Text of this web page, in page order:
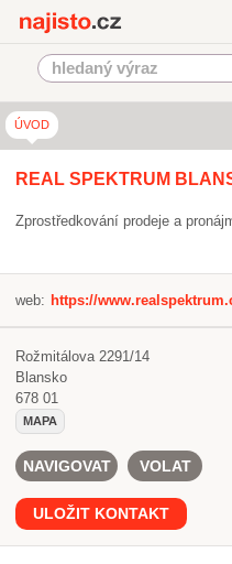
ÚVOD
REAL SPEKTRUM
Zprostředkování prodeje a
web: https://
Rožmitálova 2291/14
Blansko
678 01
MAPA
NAVIGOVAT VOLAT
ULOŽIT KONTAKT